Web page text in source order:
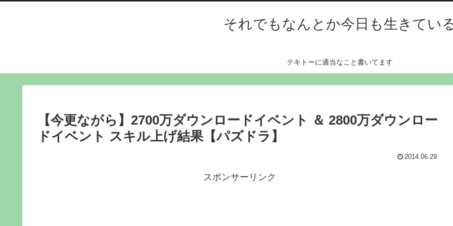
それでもなんとか今日も生きてい
テキトーに適当なこと書いてます
【今更ながら】2700万ダウンロードイベント ＆ 2800万ダウンロー
ドイベント スキル上げ結果【パズドラ】
2014.06.29
スポンサーリンク